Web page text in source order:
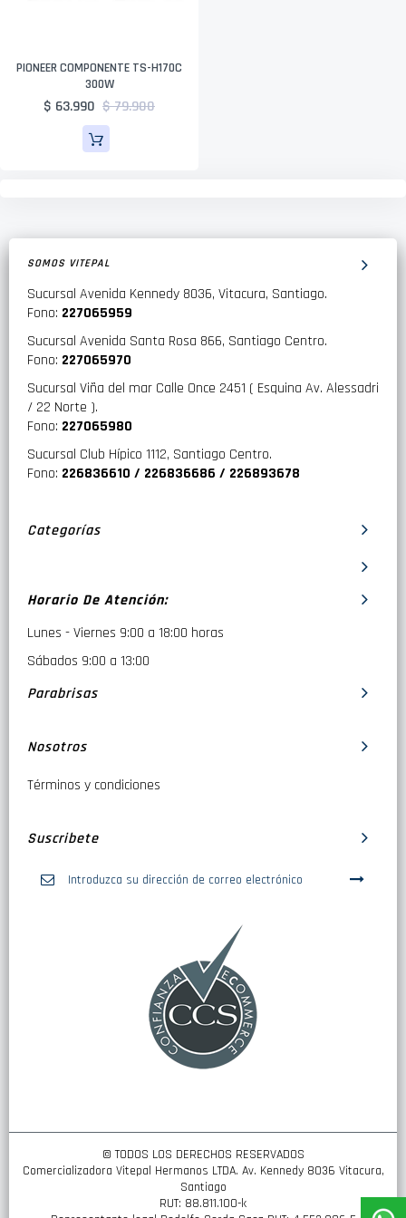
PIONEER COMPONENTE TS-H170C
300W
$ 63.990 $ 79.900
SOMOS VITEPAL
Sucursal Avenida Kennedy 8036, Vitacura, Santiago.
Fono: 227065959
Sucursal Avenida Santa Rosa 866, Santiago Centro.
Fono: 227065970
Sucursal Viña del mar Calle Once 2451 ( Esquina Av. Alessadri
/ 22 Norte ).
Fono: 227065980
Sucursal Club Hípico 1112, Santiago Centro.
Fono: 226836610 / 226836686 / 226893678
Categorías
Horario De Atención:
Lunes - Viernes 9:00 a 18:00 horas
Sábados 9:00 a 13:00
Parabrisas
Nosotros
Términos y condiciones
Suscribete
© TODOS LOS DERECHOS RESERVADOS
Comercializadora Vitepal Hermanos LTDA. Av. Kennedy 8036 Vitacura,
Santiago
RUT: 88.811.100-k